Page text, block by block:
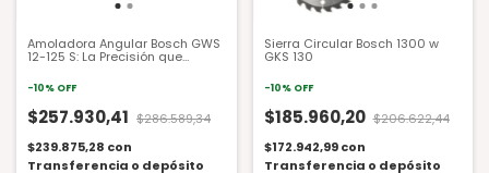
Amoladora Angular Bosch GWS
12-125 S: La Precisión que
-10% OFF
$257.930,41 $286.589,34
$239.875,28 con
Transferencia o depósito
Sierra Circular Bosch 1300 w
GKS 130
-10% OFF
$185.960,20 $206.622,44
$172.942,99con
Transferencia o depósito